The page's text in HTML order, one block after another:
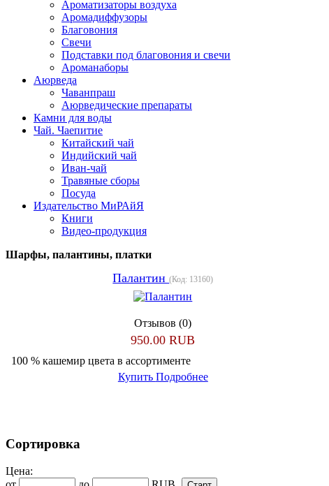
Ароматизаторы воздуха
Аромадиффузоры
Благовония
Свечи
Подставки под благовония и свечи
Ароманаборы
Аюрведа
Чаванпраш
Аюрведические препараты
Камни для воды
Чай. Чаепитие
Китайский чай
Индийский чай
Иван-чай
Травяные сборы
Посуда
Издательство МиРАйЯ
Книги
Видео-продукция
Шарфы, палантины, платки
Палантин(Код: 13160)
Отзывов (0)
950.00 RUB
100 % кашемир цвета в ассортименте
Купить Подробнее
Сортировка
Цена: